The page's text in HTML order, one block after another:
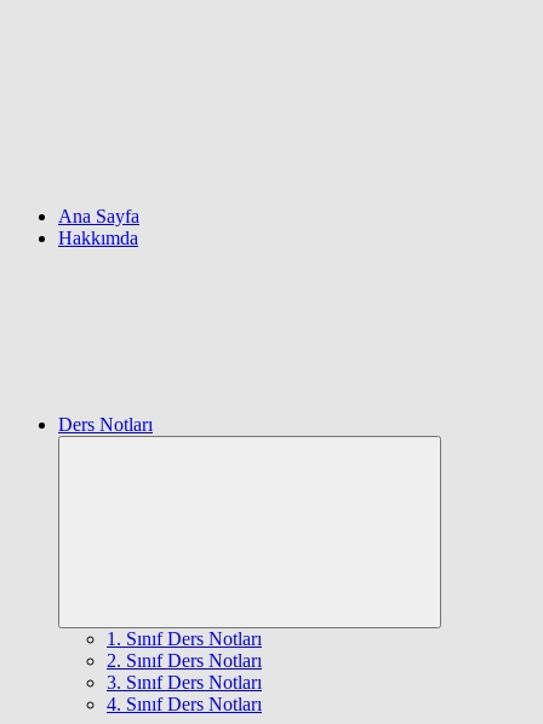
Ana Sayfa
Hakkımda
Ders Notları
1. Sınıf Ders Notları
2. Sınıf Ders Notları
3. Sınıf Ders Notları
4. Sınıf Ders Notları